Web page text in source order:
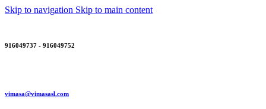
Skip to navigation Skip to main content
916049737 - 916049752
vimasa@vimasasl.com